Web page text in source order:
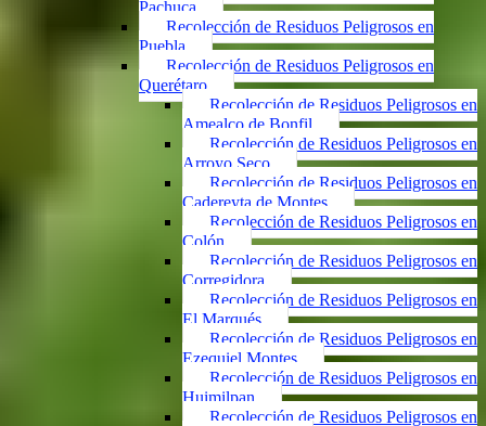
Pachuca
Recolección de Residuos Peligrosos en
Puebla
Recolección de Residuos Peligrosos en
Querétaro
Recolección de Residuos Peligrosos en
Amealco de Bonfil
Recolección de Residuos Peligrosos en
Arroyo Seco
Recolección de Residuos Peligrosos en
Cadereyta de Montes
Recolección de Residuos Peligrosos en
Colón
Recolección de Residuos Peligrosos en
Corregidora
Recolección de Residuos Peligrosos en
El Marqués
Recolección de Residuos Peligrosos en
Ezequiel Montes
Recolección de Residuos Peligrosos en
Huimilpan
Recolección de Residuos Peligrosos en